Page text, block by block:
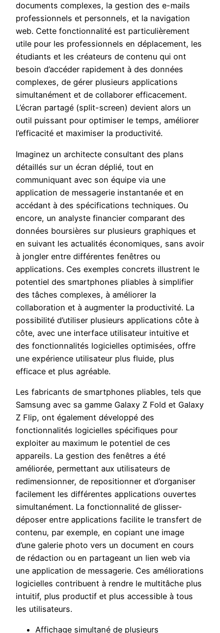
documents complexes, la gestion des e-mails
professionnels et personnels, et la navigation
web. Cette fonctionnalité est particulièrement
utile pour les professionnels en déplacement, les
étudiants et les créateurs de contenu qui ont
besoin d’accéder rapidement à des données
complexes, de gérer plusieurs applications
simultanément et de collaborer efficacement.
L’écran partagé (split-screen) devient alors un
outil puissant pour optimiser le temps, améliorer
l’efficacité et maximiser la productivité.
Imaginez un architecte consultant des plans
détaillés sur un écran déplié, tout en
communiquant avec son équipe via une
application de messagerie instantanée et en
accédant à des spécifications techniques. Ou
encore, un analyste financier comparant des
données boursières sur plusieurs graphiques et
en suivant les actualités économiques, sans avoir
à jongler entre différentes fenêtres ou
applications. Ces exemples concrets illustrent le
potentiel des smartphones pliables à simplifier
des tâches complexes, à améliorer la
collaboration et à augmenter la productivité. La
possibilité d’utiliser plusieurs applications côte à
côte, avec une interface utilisateur intuitive et
des fonctionnalités logicielles optimisées, offre
une expérience utilisateur plus fluide, plus
efficace et plus agréable.
Les fabricants de smartphones pliables, tels que
Samsung avec sa gamme Galaxy Z Fold et Galaxy
Z Flip, ont également développé des
fonctionnalités logicielles spécifiques pour
exploiter au maximum le potentiel de ces
appareils. La gestion des fenêtres a été
améliorée, permettant aux utilisateurs de
redimensionner, de repositionner et d’organiser
facilement les différentes applications ouvertes
simultanément. La fonctionnalité de glisser-
déposer entre applications facilite le transfert de
contenu, par exemple, en copiant une image
d’une galerie photo vers un document en cours
de rédaction ou en partageant un lien web via
une application de messagerie. Ces améliorations
logicielles contribuent à rendre le multitâche plus
intuitif, plus productif et plus accessible à tous
les utilisateurs.
Affichage simultané de plusieurs